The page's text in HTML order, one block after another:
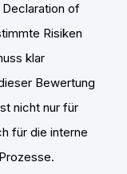
of
Risiken
klar
Bewertung
nicht nur für
für die interne